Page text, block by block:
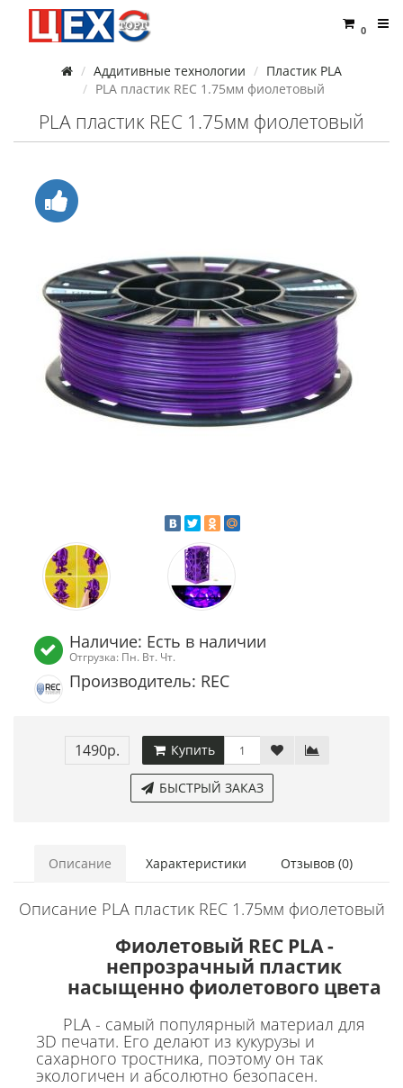
0
Аддитивные технологии
Пластик PLA
PLA пластик REC 1.75мм фиолетовый
PLA пластик REC 1.75мм фиолетовый
Наличие: Есть в наличии
Отгрузка: Пн. Вт. Чт.
Производитель: REC
1490р. Купить
БЫСТРЫЙ ЗАКАЗ
Описание Характеристики Отзывов (0)
Описание PLA пластик REC 1.75мм фиолетовый
Фиолетовый REC PLA -
непрозрачный пластик
насыщенно фиолетового цвета
PLA - самый популярный материал для
3D печати. Его делают из кукурузы и
сахарного тростника, поэтому он так
экологичен и абсолютно безопасен.